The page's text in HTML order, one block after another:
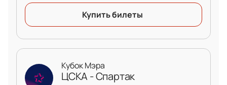
Купить билеты
Кубок Мэра
ЦСКА - Спартак